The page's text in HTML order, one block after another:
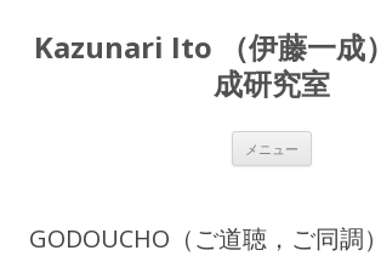
Kazunari Ito （伊藤一成
成研究室
メニュー
へ
ス
キ
GODOUCHO（ご道聴，ご同調）